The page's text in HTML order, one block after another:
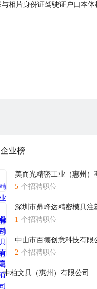
相片身份证驾驶证户口本
业榜
美而光精密工业（惠州）
5 个招聘职位
深圳市鼎峰达精密模具注
1 个招聘职位
中山市百德创意科技有限
2 个招聘职位
中柏文具（惠州）有限公司